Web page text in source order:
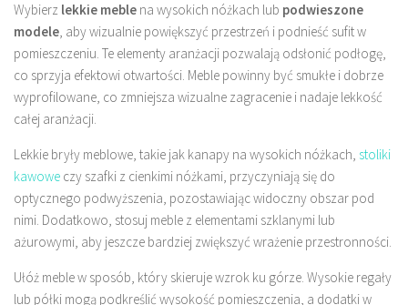
Wybierz lekkie meble na wysokich nóżkach lub podwieszone
modele, aby wizualnie powiększyć przestrzeń i podnieść sufit w
pomieszczeniu. Te elementy aranżacji pozwalają odsłonić podłogę,
co sprzyja efektowi otwartości. Meble powinny być smukłe i dobrze
wyprofilowane, co zmniejsza wizualne zagracenie i nadaje lekkość
całej aranżacji.
Lekkie bryły meblowe, takie jak kanapy na wysokich nóżkach, stoliki
kawowe czy szafki z cienkimi nóżkami, przyczyniają się do
optycznego podwyższenia, pozostawiając widoczny obszar pod
nimi. Dodatkowo, stosuj meble z elementami szklanymi lub
ażurowymi, aby jeszcze bardziej zwiększyć wrażenie przestronności.
Ułóż meble w sposób, który skieruje wzrok ku górze. Wysokie regały
lub półki mogą podkreślić wysokość pomieszczenia, a dodatki w